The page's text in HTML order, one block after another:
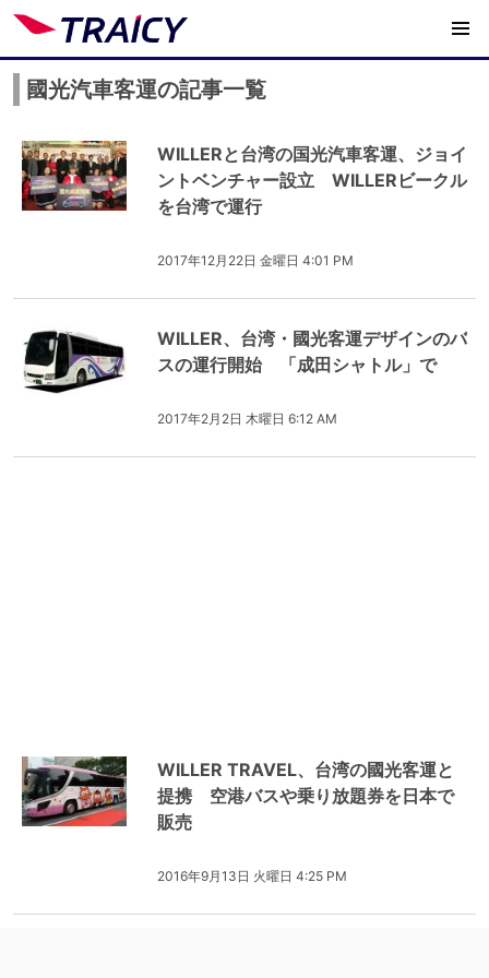
國光汽車客運の記事一覧
WILLERと台湾の国光汽車客運、ジョイ
ントベンチャー設立 WILLERビークル
を台湾で運行
2017年12月22日 金曜日 4:01 PM
WILLER、台湾・國光客運デザインのバ
スの運行開始 「成田シャトル」で
2017年2月2日 木曜日 6:12 AM
WILLER TRAVEL、台湾の國光客運と
提携 空港バスや乗り放題券を日本で
販売
2016年9月13日 火曜日 4:25 PM